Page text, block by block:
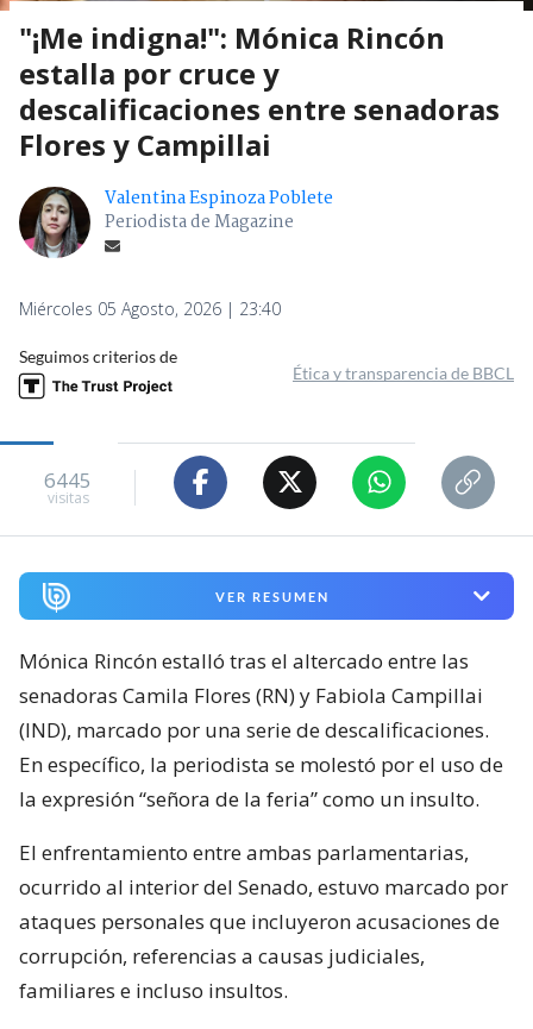
"¡Me indigna!": Mónica Rincón
estalla por cruce y
descalificaciones entre senadoras
Flores y Campillai
Valentina Espinoza Poblete
Periodista de Magazine
Miércoles 05 Agosto, 2026 | 23:40
Seguimos criterios de
Ética y transparencia de BBCL
6445
visitas
VER RESUMEN
Mónica Rincón estalló tras el altercado entre las
senadoras Camila Flores (RN) y Fabiola Campillai
(IND), marcado por una serie de descalificaciones.
En específico, la periodista se molestó por el uso de
la expresión “señora de la feria” como un insulto.
El enfrentamiento entre ambas parlamentarias,
ocurrido al interior del Senado, estuvo marcado por
ataques personales que incluyeron acusaciones de
corrupción, referencias a causas judiciales,
familiares e incluso insultos.